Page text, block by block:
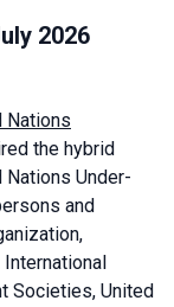
2026
Nations
the hybrid
Nations Under-
and
Societies, United